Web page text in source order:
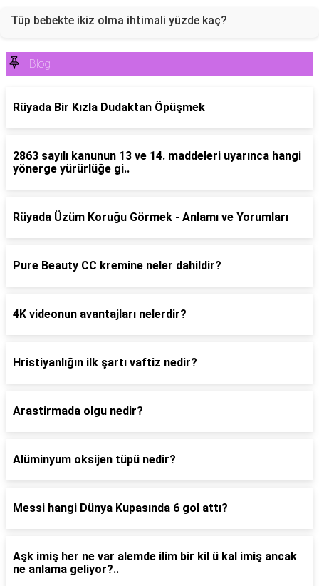
Tüp bebekte ikiz olma ihtimali yüzde kaç?
Blog
Rüyada Bir Kızla Dudaktan Öpüşmek
2863 sayılı kanunun 13 ve 14. maddeleri uyarınca hangi
yönerge yürürlüğe gi..
Rüyada Üzüm Koruğu Görmek - Anlamı ve Yorumları
Pure Beauty CC kremine neler dahildir?
4K videonun avantajları nelerdir?
Hristiyanlığın ilk şartı vaftiz nedir?
Arastirmada olgu nedir?
Alüminyum oksijen tüpü nedir?
Messi hangi Dünya Kupasında 6 gol attı?
Aşk imiş her ne var alemde ilim bir kil ü kal imiş ancak
ne anlama geliyor?..